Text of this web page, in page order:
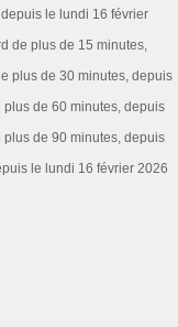
le lundi 16 février
de plus de 15 minutes,
plus de 30 minutes, depuis
plus de 60 minutes, depuis
plus de 90 minutes, depuis
le lundi 16 février 2026